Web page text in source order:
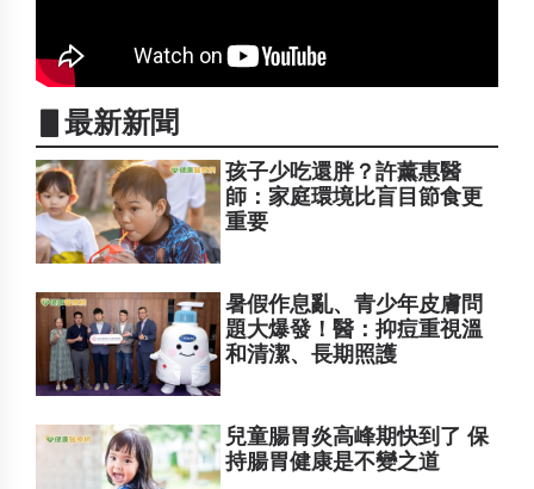
▋最新新聞
孩子少吃還胖？許薰惠醫
師：家庭環境比盲目節食更
重要
暑假作息亂、青少年皮膚問
題大爆發！醫：抑痘重視溫
和清潔、長期照護
兒童腸胃炎高峰期快到了 保
持腸胃健康是不變之道